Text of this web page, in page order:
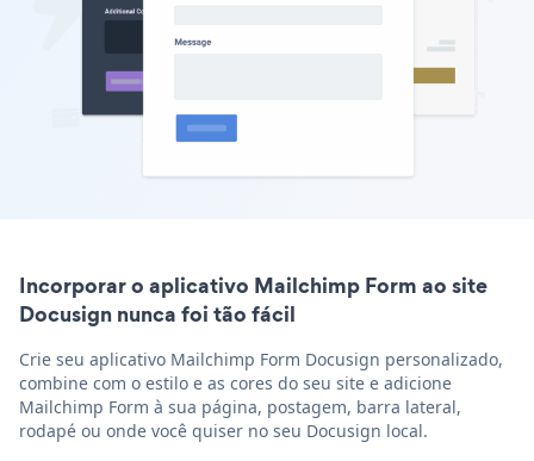
Incorporar o aplicativo Mailchimp Form ao site
Docusign nunca foi tão fácil
Crie seu aplicativo Mailchimp Form Docusign personalizado,
combine com o estilo e as cores do seu site e adicione
Mailchimp Form à sua página, postagem, barra lateral,
rodapé ou onde você quiser no seu Docusign local.